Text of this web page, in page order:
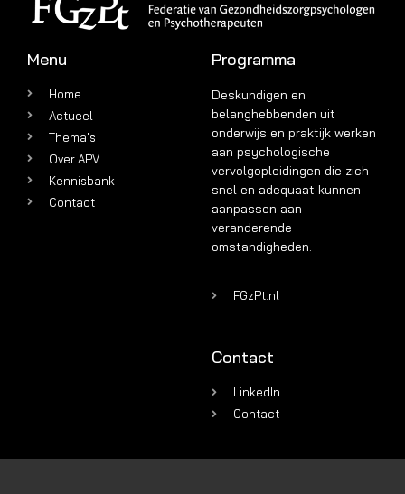
Menu
Home
Actueel
Thema's
Over APV
Kennisbank
Contact
Programma
Deskundigen en
belanghebbenden uit
onderwijs en praktijk werken
aan psychologische
vervolgopleidingen die zich
snel en adequaat kunnen
aanpassen aan
veranderende
omstandigheden.
FGzPt.nl
Contact
LinkedIn
Contact